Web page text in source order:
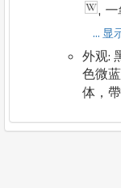
... 显
外观:
色微
体，